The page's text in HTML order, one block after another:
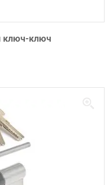
ключ-ключ